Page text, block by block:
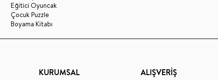
Eğitici Oyuncak
Çocuk Puzzle
Boyama Kitabı
KURUMSAL ALIŞVERİŞ